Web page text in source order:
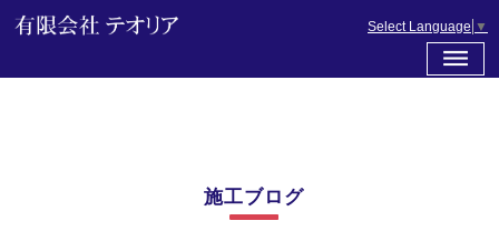
Select Language ▼
施工ブログ